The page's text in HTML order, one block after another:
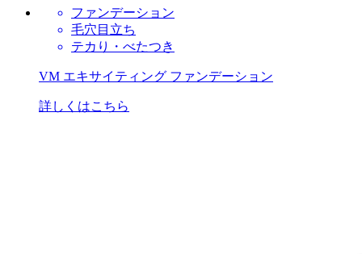
ファンデーション
毛穴目立ち
テカり・べたつき
VM エキサイティング ファンデーション
詳しくはこちら